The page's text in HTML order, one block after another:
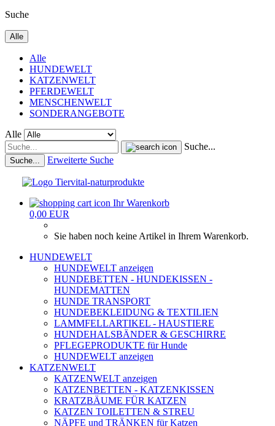
Suche
Alle
Alle
HUNDEWELT
KATZENWELT
PFERDEWELT
MENSCHENWELT
SONDERANGEBOTE
Alle
Suche...
Suche... Erweiterte Suche
Ihr Warenkorb
0,00 EUR
Sie haben noch keine Artikel in Ihrem Warenkorb.
HUNDEWELT
HUNDEWELT anzeigen
HUNDEBETTEN - HUNDEKISSEN -
HUNDEMATTEN
HUNDE TRANSPORT
HUNDEBEKLEIDUNG & TEXTILIEN
LAMMFELLARTIKEL - HAUSTIERE
HUNDEHALSBÄNDER & GESCHIRRE
PFLEGEPRODUKTE für Hunde
HUNDEWELT anzeigen
KATZENWELT
KATZENWELT anzeigen
KATZENBETTEN - KATZENKISSEN
KRATZBÄUME FÜR KATZEN
KATZEN TOILETTEN & STREU
NÄPFE und TRÄNKEN für Katzen